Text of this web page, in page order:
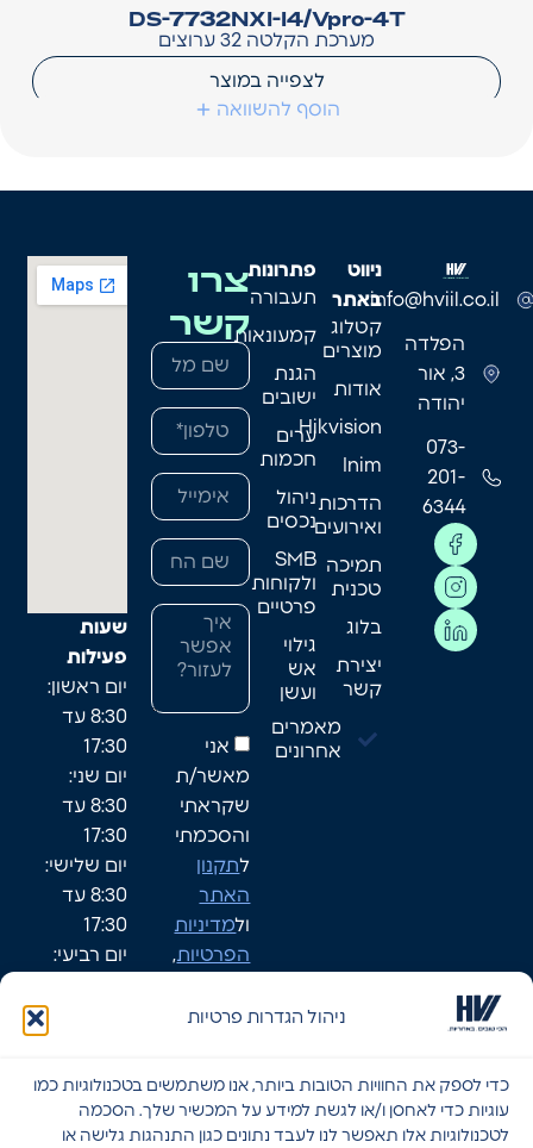
ניהול הגדרות פרטיות
כדי לספק את החוויות הטובות ביותר, אנו משתמשים בטכנולוגיות כמו
עוגיות כדי לאחסן ו/או לגשת למידע על המכשיר שלך. הסכמה
לטכנולוגיות אלו תאפשר לנו לעבד נתונים כגון התנהגות גלישה או
DS-7732NXI-I4/Vpro-4T
מערכת הקלטה 32 ערוצים
לצפייה במוצר
הוסף להשוואה
info@hviil.co.il
הפלדה
3, אור
יהודה
073-
201-
6344
ניווט
באתר
קטלוג
מוצרים
אודות
Hikvision
Inim
הדרכות
ואירועים
תמיכה
טכנית
בלוג
יצירת
קשר
מאמרים
אחרונים
פתרונות
תעבורה
קמעונאות
הגנת
ישובים
ערים
חכמות
ניהול
נכסים
SMB
ולקוחות
פרטיים
גילוי
אש
ועשן
צרו
קשר
אני
מאשר/ת
שקראתי
והסכמתי
לתקנון
האתר
ולמדיניות
הפרטיות,
שעות
פעילות
יום ראשון:
8:30 עד
17:30
יום שני:
8:30 עד
17:30
יום שלישי:
8:30 עד
17:30
יום רביעי:
יום חמישי:
שבת: סגור